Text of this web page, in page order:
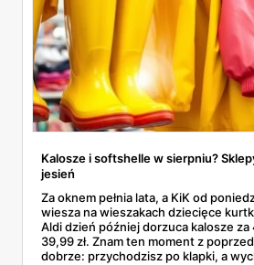
Kalosze i softshelle w sierpniu?
jesień
Za oknem pełnia lata, a KiK od
wiesza na wieszakach dziecięce
Aldi dzień później dorzuca kalosze za
39,99 zł. Znam ten moment z
dobrze: przychodzisz po klapki, a